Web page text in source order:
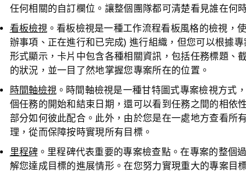
任何相關的自訂欄位。讓整個團隊都可清楚看見誰在何
看板檢視 。看板檢視是一種工作流程看板風格的檢視，
辦事項、正在進行和已完成) 進行組織，但您可以根據
形式顯示，卡片中包含各種相關資訊，包括任務標題、
的狀況，並一目了然地掌握您專案所在的位置。
時間軸檢視 。時間軸檢視是一種甘特圖式專案檢視方式
個任務的開始和結束日期，還可以看到任務之間的相依
部分如何彼此配合。此外，由於您是在一處地方查看所
理，從而保障按時實現所有目標。
里程碑。里程碑代表重要的專案檢查點。在專案的整個
解您達成目標的進展情形。在您努力實現重大的專案目